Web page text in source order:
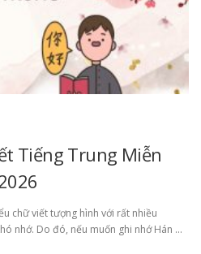
Tiếng Trung Miễn
chữ viết tượng hình với rất nhiều
nhớ. Do đó, nếu muốn ghi nhớ Hán …